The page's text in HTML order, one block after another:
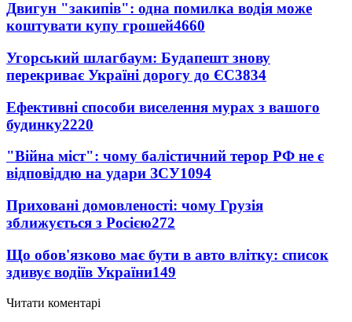
Двигун "закипів": одна помилка водія може
коштувати купу грошей4660
Угорський шлагбаум: Будапешт знову
перекриває Україні дорогу до ЄС3834
Ефективні способи виселення мурах з вашого
будинку2220
"Війна міст": чому балістичний терор РФ не є
відповіддю на удари ЗСУ1094
Приховані домовленості: чому Грузія
зближується з Росією272
Що обов'язково має бути в авто влітку: список
здивує водіїв України149
Читати коментарі